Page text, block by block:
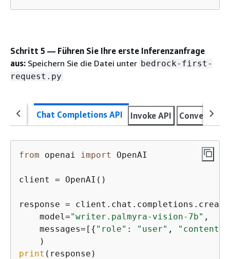
Schritt 5 — Führen Sie Ihre erste Inferenzanfrage
aus: Speichern Sie die Datei unter bedrock-first-
request.py
Chat Completions API Invoke API Converse
from openai import OpenAI
client = OpenAI()
response =
    model=
"writer.palmyra-vision-7b" ,
    messages=[
{ "role" : "user" , "content"
print (response)